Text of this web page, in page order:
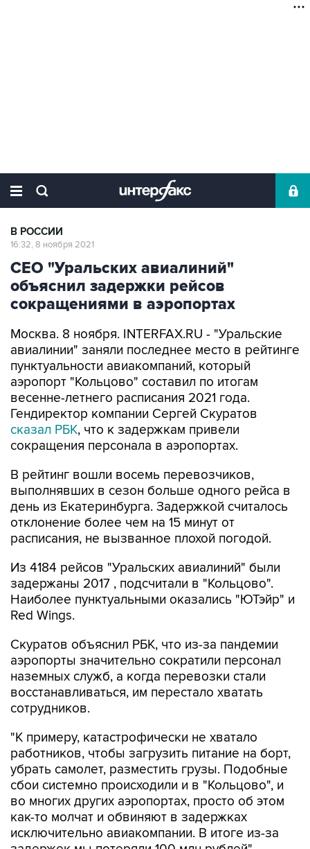
В РОССИИ
16:32, 8 ноября 2021
CEO "Уральских авиалиний"
объяснил задержки рейсов
сокращениями в аэропортах
Москва. 8 ноября. INTERFAX.RU - "Уральские
авиалинии" заняли последнее место в рейтинге
пунктуальности авиакомпаний, который
аэропорт "Кольцово" составил по итогам
весенне-летнего расписания 2021 года.
Гендиректор компании Сергей Скуратов
сказал РБК, что к задержкам привели
сокращения персонала в аэропортах.
В рейтинг вошли восемь перевозчиков,
выполнявших в сезон больше одного рейса в
день из Екатеринбурга. Задержкой считалось
отклонение более чем на 15 минут от
расписания, не вызванное плохой погодой.
Из 4184 рейсов "Уральских авиалиний" были
задержаны 2017 , подсчитали в "Кольцово".
Наиболее пунктуальными оказались "ЮТэйр" и
Red Wings.
Скуратов объяснил РБК, что из-за пандемии
аэропорты значительно сократили персонал
наземных служб, а когда перевозки стали
восстанавливаться, им перестало хватать
сотрудников.
"К примеру, катастрофически не хватало
работников, чтобы загрузить питание на борт,
убрать самолет, разместить грузы. Подобные
сбои системно происходили и в "Кольцово", и
во многих других аэропортах, просто об этом
как-то молчат и обвиняют в задержках
исключительно авиакомпании. В итоге из-за